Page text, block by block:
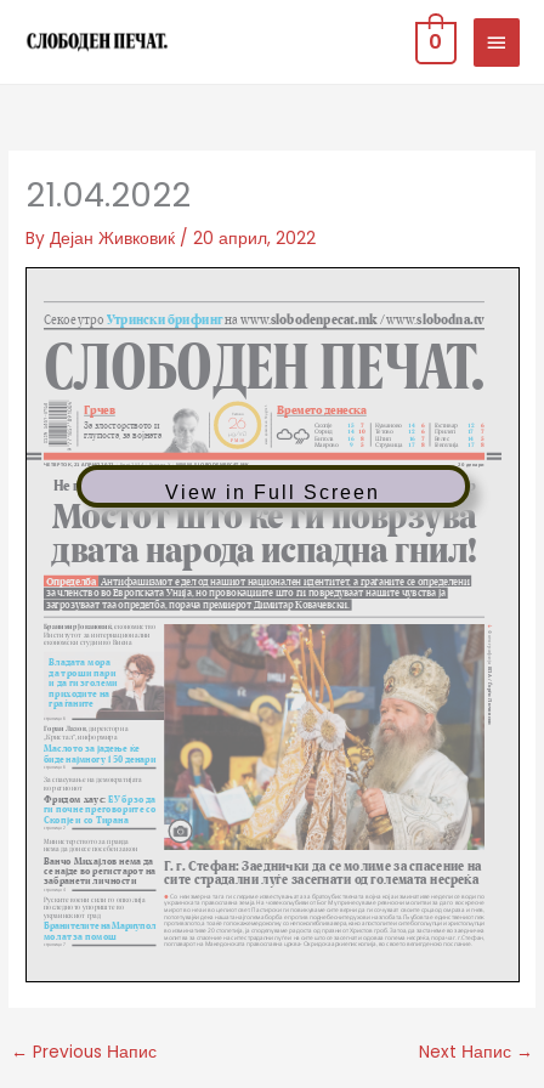
MAIN
0
21.04.2022
ByДејан Живковиќ /20 април, 2022
View in Full Screen
← Previous Напис Next Напис →